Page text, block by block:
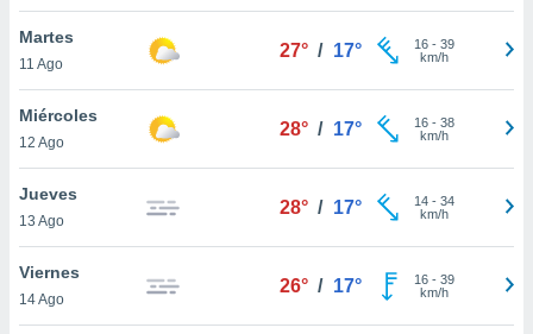
de
cookies
aceptar
Martes
11 Ago
27° / 17° 16- 39
km/h
Miércoles
12 Ago
28° / 17° 16- 38
km/h
Jueves
13 Ago
28° / 17° 14- 34
km/h
Viernes
14 Ago
26° / 17° 16- 39
km/h